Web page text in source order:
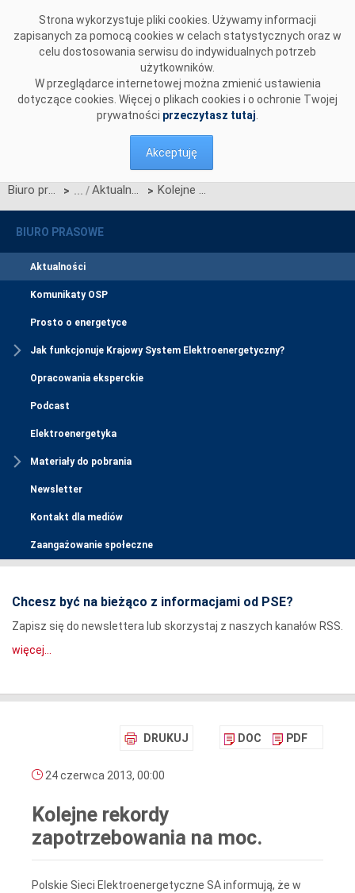
Strona wykorzystuje pliki cookies. Używamy informacji
zapisanych za pomocą cookies w celach statystycznych oraz w
celu dostosowania serwisu do indywidualnych potrzeb
użytkowników.
W przeglądarce internetowej można zmienić ustawienia
dotyczące cookies. Więcej o plikach cookies i o ochronie Twojej
prywatności przeczytasz tutaj
Akceptuję
Biuro prasowe > Aktualności > Kolejne rekordy zapotrzebowania na moc.
BIURO PRASOWE
Aktualności
Komunikaty OSP
Prosto o energetyce
Jak funkcjonuje Krajowy System Elektroenergetyczny?
Opracowania eksperckie
Podcast
Elektroenergetyka
Materiały do pobrania
Newsletter
Kontakt dla mediów
Zaangażowanie społeczne
Chcesz być na bieżąco z informacjami od PSE?
Zapisz się do newslettera lub skorzystaj z naszych kanałów RSS.
więcej...
DRUKUJ DOC PDF
24 czerwca 2013, 00:00
Kolejne rekordy
zapotrzebowania na moc.
Polskie Sieci Elektroenergetyczne SA informują, że w